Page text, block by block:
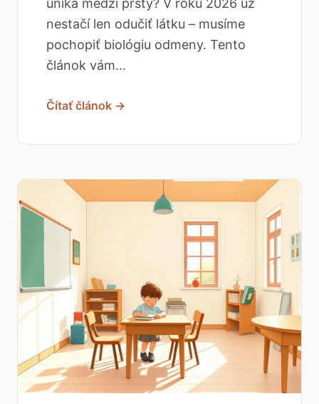
uniká medzi prsty? V roku 2026 už
nestačí len odučiť látku – musíme
pochopiť biológiu odmeny. Tento
článok vám...
Čítať článok →